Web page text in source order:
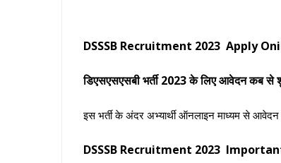
DSSSB Recruitment 2023 Apply
डिएसएसएसबी भर्ती 2023 के लिए आवेदन कब से
इस भर्ती के अंदर अभ्यार्थी ऑनलाइन माध्यम से
DSSSB Recruitment 2023